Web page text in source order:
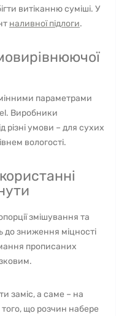
витіканню суміші. У
наливної підлоги.
параметрами
Виробники
різні умови – для сухих
вологості.
змішування та
до зниження міцності
прописаних
заміс, а саме – на
що розчин набере